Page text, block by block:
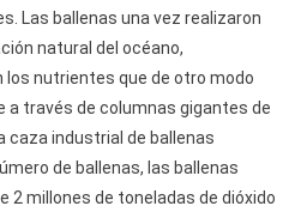
Las ballenas una vez realizaron
natural del océano,
nutrientes que de otro modo
a través de columnas gigantes de
caza industrial de ballenas
de ballenas, las ballenas
2 millones de toneladas de dióxido